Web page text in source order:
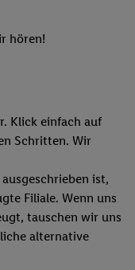
hören!
Klick einfach auf
Schritten. Wir
ist,
Filiale. Wenn uns
tauschen wir uns
alternative